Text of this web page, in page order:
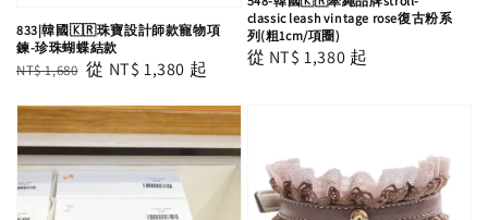
833|韓國🇰🇷珠寶設計師款寵物項
鍊-珍珠蝴蝶結款
Regular
NT$ 1,680 Sale
從 NT$ 1,380 起
classic leash vintage rose復古粉系
列(粗1cm/項圈)
Regular
從 NT$ 1,380 起